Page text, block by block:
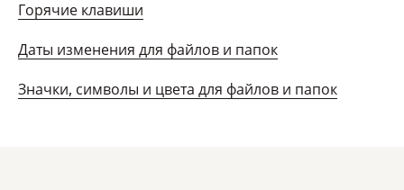
Горячие клавиши
Даты изменения для файлов и папок
Значки, символы и цвета для файлов и папок